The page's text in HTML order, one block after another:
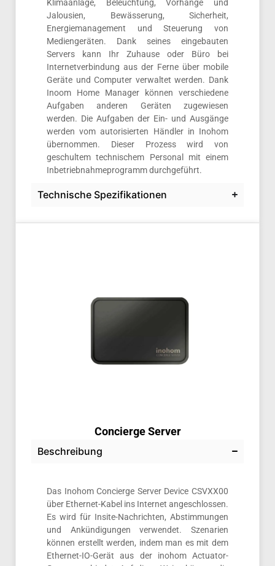
Klimaanlage, Beleuchtung, Vorhänge und
Jalousien, Bewässerung, Sicherheit,
Energiemanagement und Steuerung von
Mediengeräten. Dank seines eingebauten
Servers kann Ihr Zuhause oder Büro bei
Internetverbindung aus der Ferne über mobile
Geräte und Computer verwaltet werden. Dank
Inoom Home Manager können verschiedene
Aufgaben anderen Geräten zugewiesen
werden. Die Aufgaben der Ein- und Ausgänge
werden vom autorisierten Händler in Inohom
übernommen. Dieser Prozess wird von
geschultem technischem Personal mit einem
Inbetriebnahmeprogramm durchgeführt.
Technische Spezifikationen
Concierge Server
Beschreibung
Das Inohom Concierge Server Device CSVXX00
über Ethernet-Kabel ins Internet angeschlossen.
Es wird für Insite-Nachrichten, Abstimmungen
und Ankündigungen verwendet. Szenarien
können erstellt werden, indem man es mit dem
Ethernet-IO-Gerät aus der inohom Actuator-